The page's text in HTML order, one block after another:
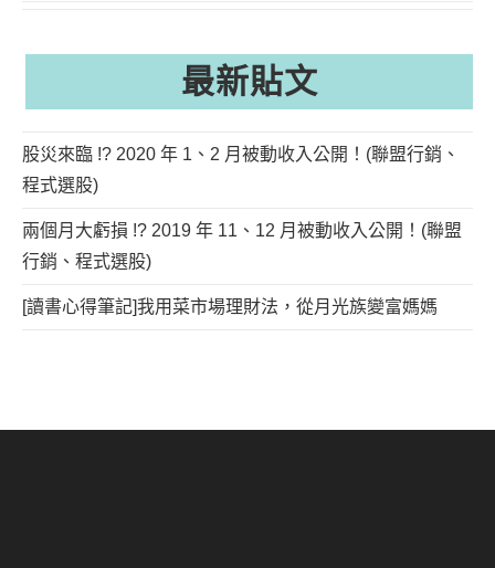
最新貼文
股災來臨 !? 2020 年 1、2 月被動收入公開！(聯盟行銷、
程式選股)
兩個月大虧損 !? 2019 年 11、12 月被動收入公開！(聯盟
行銷、程式選股)
[讀書心得筆記]我用菜市場理財法，從月光族變富媽媽